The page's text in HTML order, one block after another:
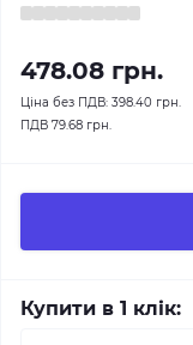
478.08 грн.
Ціна без ПДВ: 398.40 грн.
ПДВ 79.68 грн.
Купити в 1 клік: